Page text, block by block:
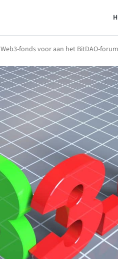
fonds voor aan het BitDAO-forum